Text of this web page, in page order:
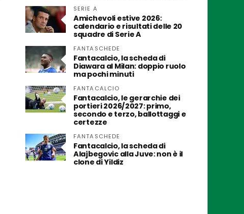
SERIE A
Amichevoli estive 2026:
calendario e risultati delle 20
squadre di Serie A
FANTASCHEDE
Fantacalcio, la scheda di
Diawara al Milan: doppio ruolo
ma pochi minuti
FANTACALCIO
Fantacalcio, le gerarchie dei
portieri 2026/2027: primo,
secondo e terzo, ballottaggi e
certezze
FANTASCHEDE
Fantacalcio, la scheda di
Alajbegovic alla Juve: non è il
clone di Yildiz